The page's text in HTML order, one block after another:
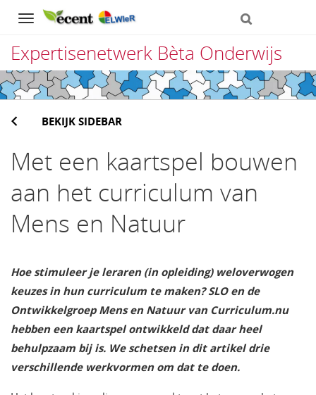
Navigation
Expertisenetwerk Bèta Onderwijs
Direct
naar
het
inhoud
BEKIJK SIDEBAR
Met een kaartspel bouwen
aan het curriculum van
Mens en Natuur
Hoe stimuleer je leraren (in opleiding) weloverwogen
keuzes in hun curriculum te maken? SLO en de
Ontwikkelgroep Mens en Natuur van Curriculum.nu
hebben een kaartspel ontwikkeld dat daar heel
behulpzaam bij is. We schetsen in dit artikel drie
verschillende werkvormen om dat te doen.